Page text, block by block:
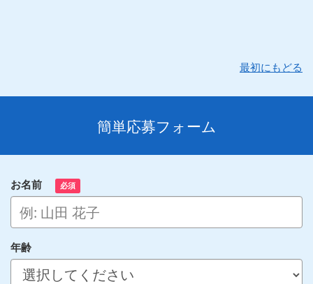
最初にもどる
簡単応募フォーム
お名前 必須
年齢